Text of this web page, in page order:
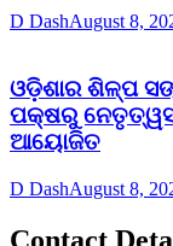
D DashAugust 8,
ଓଡ଼ିଶାର ଶିଳ୍ପ
ପକ୍ଷରୁ
ଆୟୋଜିତ
D DashAugust 8,